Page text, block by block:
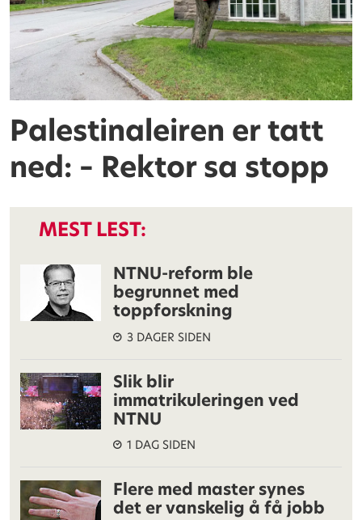
Palestinaleiren er tatt
ned: – Rektor sa stopp
MEST LEST:
NTNU-reform ble
begrunnet med
toppforskning
3 DAGER SIDEN
Slik blir
immatrikuleringen ved
NTNU
1 DAG SIDEN
Flere med master synes
det er vanskelig å få jobb